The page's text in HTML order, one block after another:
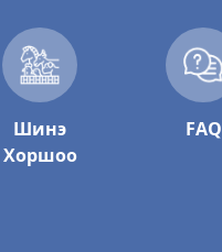
Шинэ
Хоршоо
FAQ